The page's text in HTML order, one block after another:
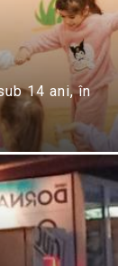
14 ani, în